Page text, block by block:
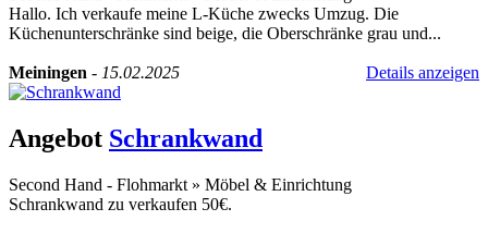
Hallo. Ich verkaufe meine L-Küche zwecks Umzug. Die
Küchenunterschränke sind beige, die Oberschränke grau und...
Meiningen - 15.02.2025 Details anzeigen
Angebot Schrankwand
Second Hand - Flohmarkt » Möbel & Einrichtung
Schrankwand zu verkaufen 50€.